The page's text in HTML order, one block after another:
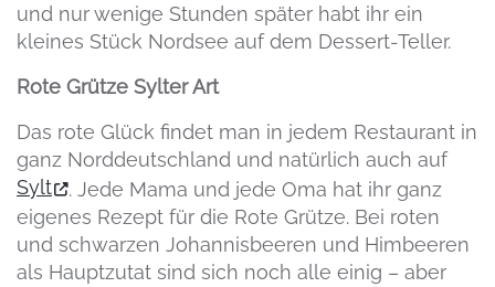
und nur wenige Stunden später habt ihr ein
kleines Stück Nordsee auf dem Dessert-Teller.
Rote Grütze Sylter Art
Das rote Glück findet man in jedem Restaurant in
ganz Norddeutschland und natürlich auch auf
Sylt
. Jede Mama und jede Oma hat ihr ganz
eigenes Rezept für die Rote Grütze. Bei roten
und schwarzen Johannisbeeren und Himbeeren
als Hauptzutat sind sich noch alle einig – aber